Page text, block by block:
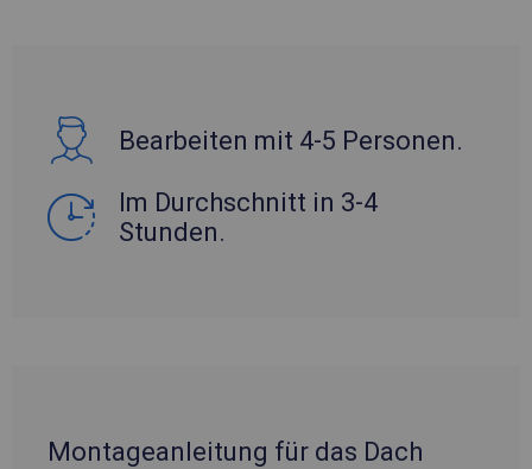
Bearbeiten mit 4-5 Personen.
Im Durchschnitt in 3-4
Stunden.
Montageanleitung für das Dach